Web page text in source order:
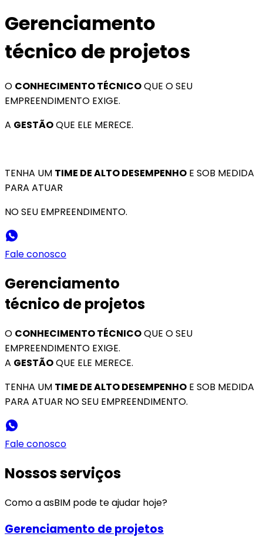
Gerenciamento
técnico de projetos
O CONHECIMENTO TÉCNICOQUE O SEU
EMPREENDIMENTO EXIGE.
A GESTÃOQUE ELE MERECE.
TENHA UM TIME DE ALTO DESEMPENHO E SOB MEDIDA
PARA ATUAR
NO SEU EMPREENDIMENTO.
Fale conosco
Gerenciamento
técnico de projetos
O CONHECIMENTO TÉCNICOQUE O SEU
EMPREENDIMENTO EXIGE.
A GESTÃOQUE ELE MERECE.
TENHA UM TIME DE ALTO DESEMPENHO E SOB MEDIDA
PARA ATUAR NO SEU EMPREENDIMENTO.
Fale conosco
Nossos serviços
Como a asBIM pode te ajudar hoje?
Gerenciamento de projetos